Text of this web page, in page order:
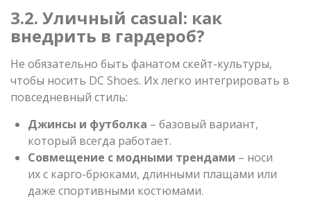
3.2. Уличный casual: как
внедрить в гардероб?
Не обязательно быть фанатом скейт-культуры,
чтобы носить DC Shoes. Их легко интегрировать в
повседневный стиль:
Джинсы и футболка – базовый вариант,
который всегда работает.
Совмещение с модными трендами – носи
их с карго-брюками, длинными плащами или
даже спортивными костюмами.